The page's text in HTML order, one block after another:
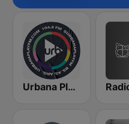
Urbana Play 104.3 FM